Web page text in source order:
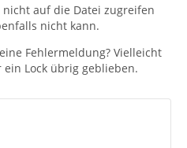
auf die Datei zugreifen
nicht kann.
Fehlermeldung? Vielleicht
Lock übrig geblieben.